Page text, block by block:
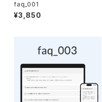
faq_001
¥3,850